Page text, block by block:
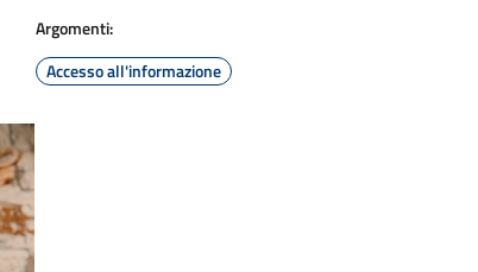
Argomenti:
Accesso all'informazione